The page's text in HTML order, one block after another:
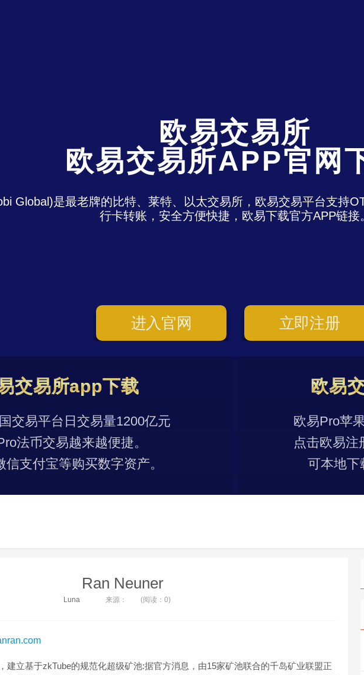
欧易交易所
欧易交易所APP官网
Global)是最老牌的比特、莱特、以太交易所，欧易交易平台支持
行卡转账，安全方便快捷，欧易下载官方APP链接
进入官网 立即注册
交易所app下载
交易平台日交易量1200亿元
法币交易越来越便捷。
信支付宝等购买数字资产。
欧易
欧易Pro苹
点击欧易注
可本地下
Ran Neuner
Luna 来源： (阅读：0)
建立基于zkTube的规范化超级矿池:据官方消息，由15家矿池联合的千岛矿业联盟正